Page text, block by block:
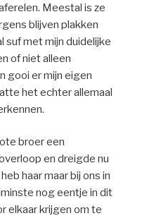
Meestal is ze
blijven plakken
suf met mijn duidelijke
of niet alleen
gooi er mijn eigen
het echter allemaal
broer een
en dreigde nu
haar maar bij ons in
nog eentje in dit
elkaar krijgen om te